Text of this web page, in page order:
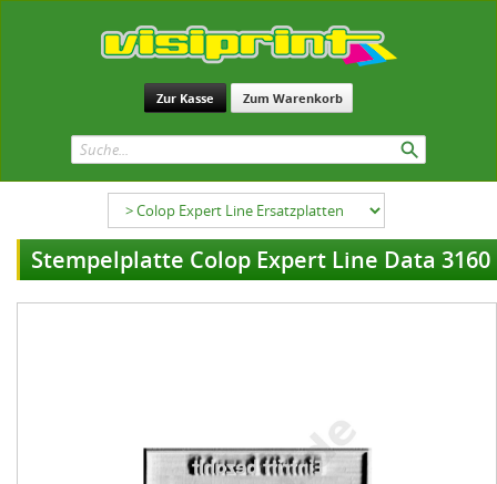
Zur Kasse Zum Warenkorb
Stempelplatte Colop Expert Line Data 3160